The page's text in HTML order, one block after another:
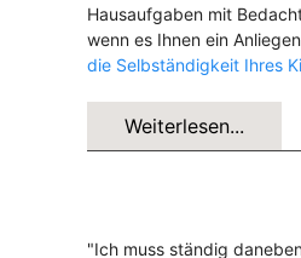
Hausaufgaben mit
wenn es Ihnen ein
die Selbständigkeit Ihres
Weiterlesen...
"Ich muss ständig